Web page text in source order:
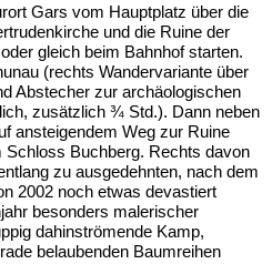
Gars vom Hauptplatz über die
und die Ruine der
gleich beim Bahnhof starten.
(rechts Wandervariante über
Abstecher zur archäologischen
zusätzlich ¾ Std.). Dann neben
ansteigendem Weg zur Ruine
Schloss Buchberg. Rechts davon
zu ausgedehnten, nach dem
2002 noch etwas devastiert
besonders malerischer
dahinströmende Kamp,
belaubenden Baumreihen